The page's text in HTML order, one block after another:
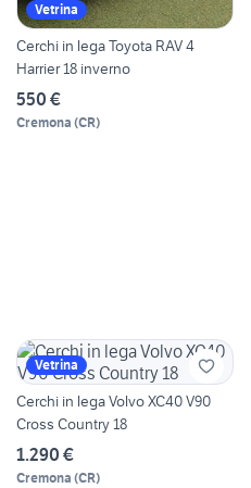
Vetrina
Cerchi in lega Toyota RAV 4
Harrier 18 inverno
550 €
Cremona (CR)
Vetrina
Cerchi in lega Volvo XC40 V90
Cross Country 18
1.290 €
Cremona (CR)